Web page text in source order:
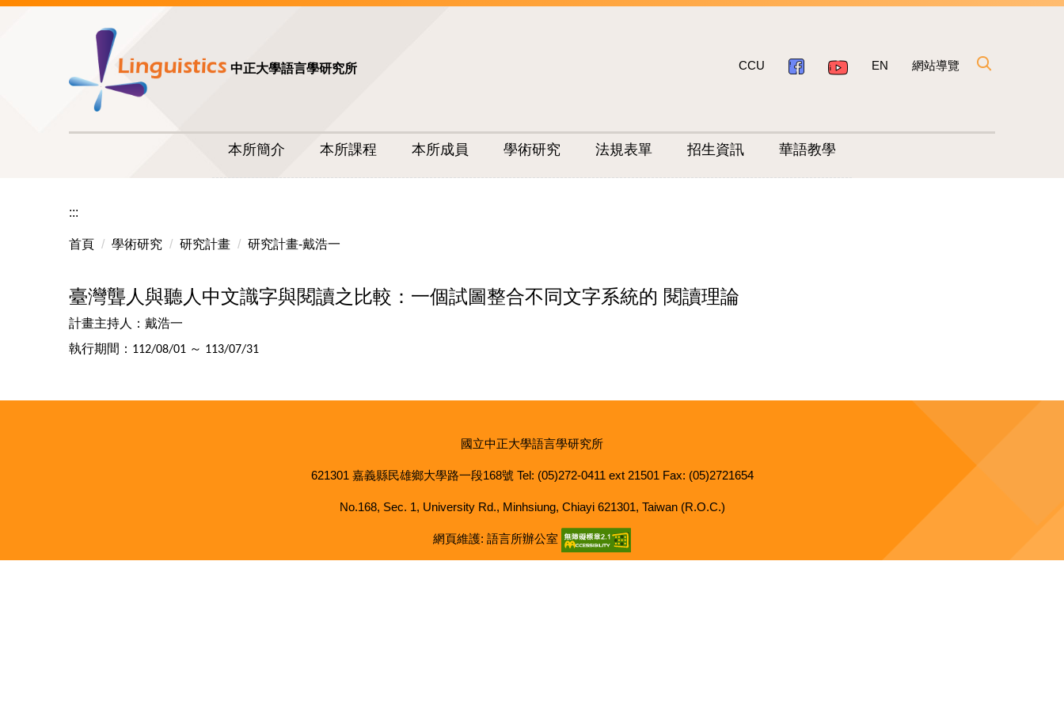
中正大學語言學研究所 CCU EN 網站導覽
本所簡介 本所課程 本所成員 學術研究 法規表單 招生資訊 華語教學
:::
首頁 學術研究 研究計畫 研究計畫-戴浩一
臺灣聾人與聽人中文識字與閱讀之比較：一個試圖整合不同文字系統的 閱讀理論
計畫主持人：戴浩一
執行期間： 112/08/01 ～ 113/07/31
國立中正大學語言學研究所
621301 嘉義縣民雄鄉大學路一段168號 Tel: (05)272-0411 ext 21501 Fax: (05)2721654
No.168, Sec. 1, University Rd., Minhsiung, Chiayi 621301, Taiwan (R.O.C.)
網頁維護: 語言所辦公室